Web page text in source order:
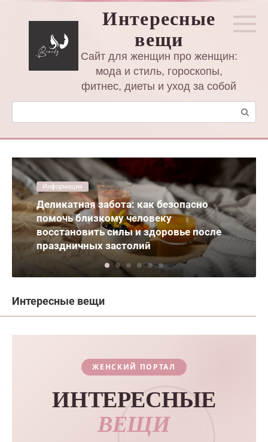
Интересные
вещи
Сайт для женщин про женщин:
мода и стиль, гороскопы,
фитнес, диеты и уход за собой
Поиск:
Информация
Деликатная забота: как безопасно
помочь близкому человеку
восстановить силы и здоровье после
праздничных застолий
Интересные вещи
ЖЕНСКИЙ ПОРТАЛ
ИНТЕРЕСНЫЕ
ВЕЩИ